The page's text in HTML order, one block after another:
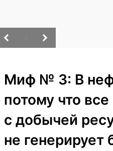
Миф № 3: В
потому что
с добычей
не генерирует